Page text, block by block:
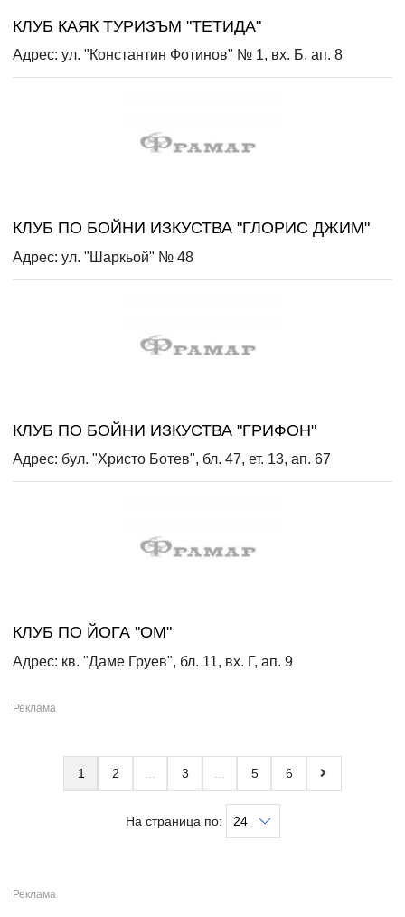
КЛУБ КАЯК ТУРИЗЪМ "ТЕТИДА"
Адрес: ул. "Константин Фотинов" № 1, вх. Б, ап. 8
КЛУБ ПО БОЙНИ ИЗКУСТВА "ГЛОРИС ДЖИМ"
Адрес: ул. "Шаркьой" № 48
КЛУБ ПО БОЙНИ ИЗКУСТВА "ГРИФОН"
Адрес: бул. "Христо Ботев", бл. 47, ет. 13, ап. 67
КЛУБ ПО ЙОГА "ОМ"
Адрес: кв. "Даме Груев", бл. 11, вх. Г, ап. 9
1 2 3 5 6
На страница по: